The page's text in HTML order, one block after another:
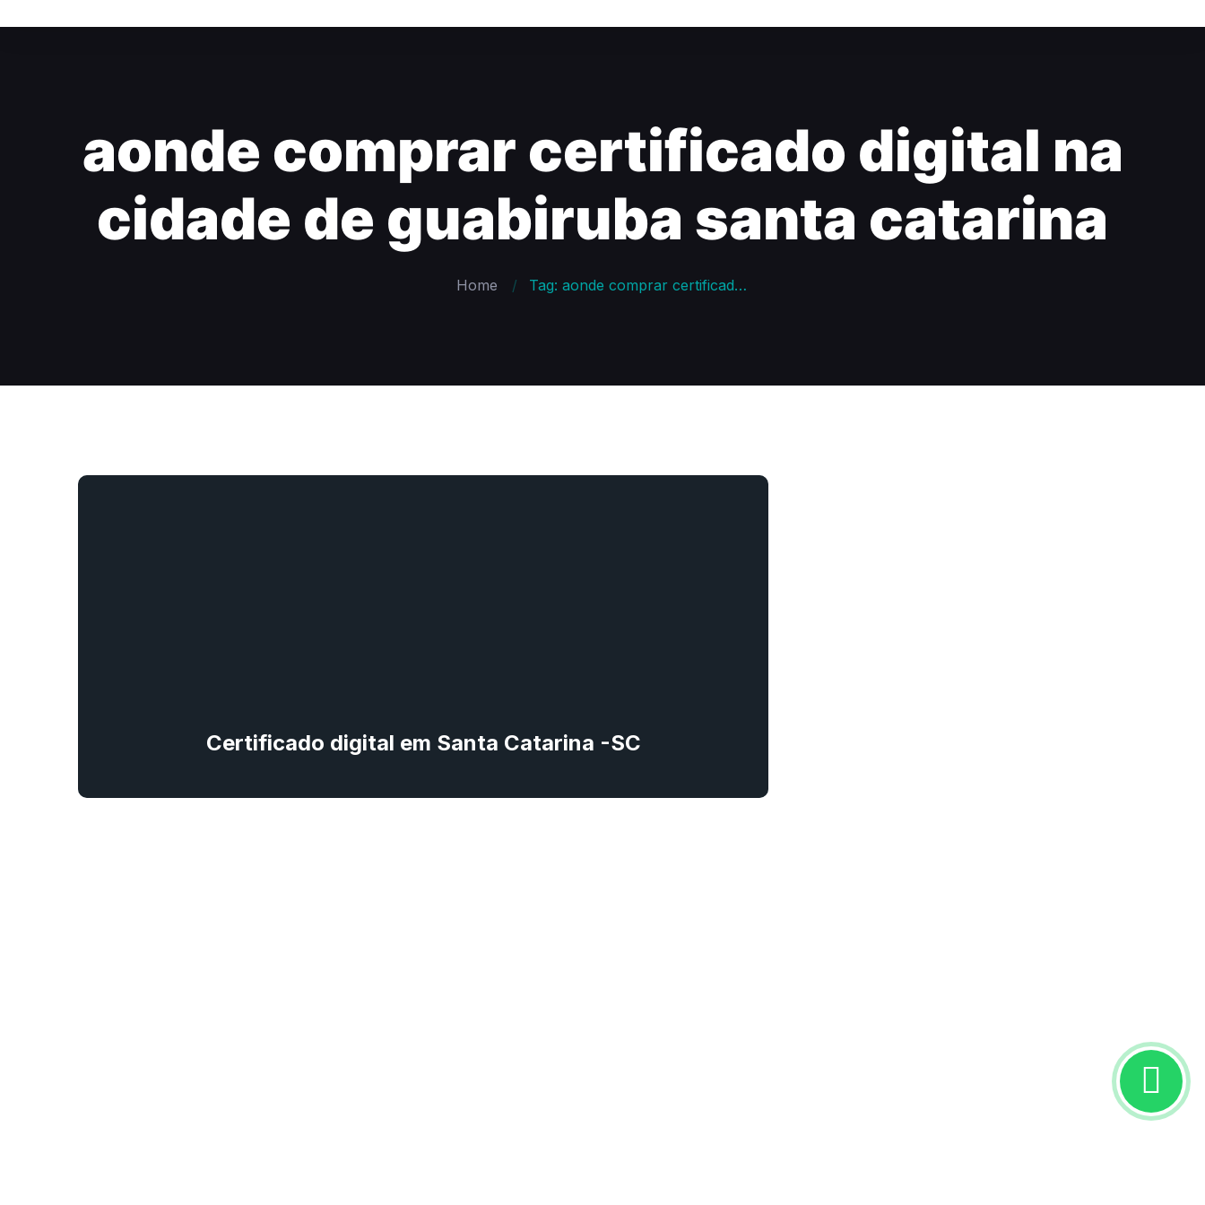
aonde comprar certificado digital na
cidade de guabiruba santa catarina
Home Tag: aonde comprar certificado digital na cidade de guabiruba santa catarina
Certificado digital em Santa Catarina -SC